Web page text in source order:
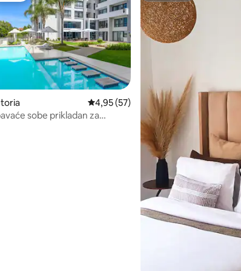
recenzija: 75 Prosječna ocjena: 4,95/5, recenzija: 57
4,95 (57)
sobe prikladan za